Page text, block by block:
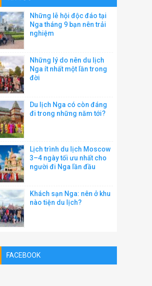
Những lễ hội độc đáo tại
Nga tháng 9 bạn nên trải
nghiệm
Những lý do nên du lịch
Nga ít nhất một lần trong
đời
Du lịch Nga có còn đáng
đi trong những năm tới?
Lịch trình du lịch Moscow
3–4 ngày tối ưu nhất cho
người đi Nga lần đầu
Khách sạn Nga: nên ở khu
nào tiện du lịch?
FACEBOOK